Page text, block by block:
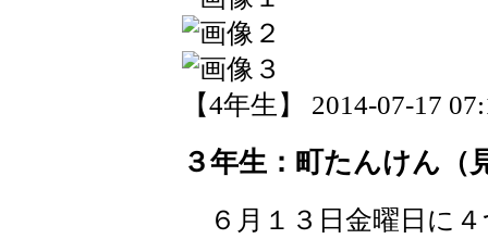
【4年生】 2014-07-17
３年生：町たんけん（
６月１３日金曜日に